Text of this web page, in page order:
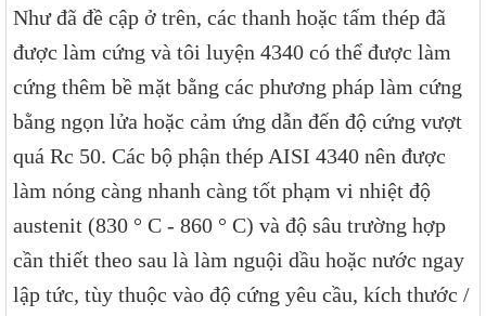
Như đã đề cập ở trên, các thanh hoặc tấm thép đã
được làm cứng và tôi luyện 4340 có thể được làm
cứng thêm bề mặt bằng các phương pháp làm cứng
bằng ngọn lửa hoặc cảm ứng dẫn đến độ cứng vượt
quá Rc 50. Các bộ phận thép AISI 4340 nên được
làm nóng càng nhanh càng tốt phạm vi nhiệt độ
austenit (830 ° C - 860 ° C) và độ sâu trường hợp
cần thiết theo sau là làm nguội dầu hoặc nước ngay
lập tức, tùy thuộc vào độ cứng yêu cầu, kích thước /